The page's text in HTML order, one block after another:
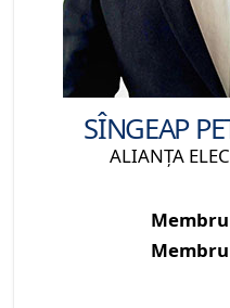
SÎNGEAP
ALIANŢA
Membru
Membru